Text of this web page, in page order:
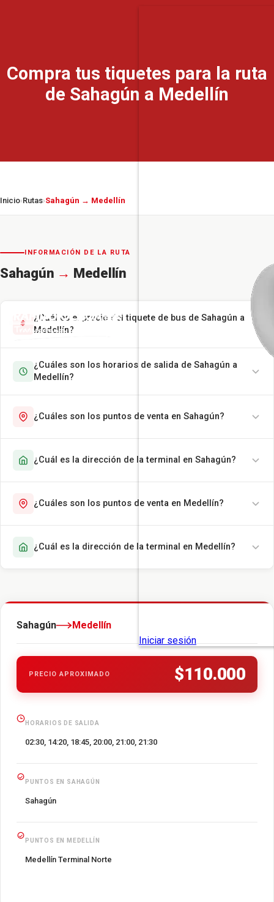
Compra tus tiquetes para la ruta
de Sahagún a Medellín
Inicio›Rutas›Sahagún → Medellín
INFORMACIÓN DE LA RUTA
Sahagún → Medellín
¿Cuál es el precio del tiquete de bus de Sahagún a
Medellín?
¿Cuáles son los horarios de salida de Sahagún a
Medellín?
¿Cuáles son los puntos de venta en Sahagún?
¿Cuál es la dirección de la terminal en Sahagún?
¿Cuáles son los puntos de venta en Medellín?
¿Cuál es la dirección de la terminal en Medellín?
Sahagún Medellín
PRECIO APROXIMADO $110.000
HORARIOS DE SALIDA
02:30, 14:20, 18:45, 20:00, 21:00, 21:30
PUNTOS EN SAHAGÚN
Sahagún
PUNTOS EN MEDELLÍN
Medellín Terminal Norte